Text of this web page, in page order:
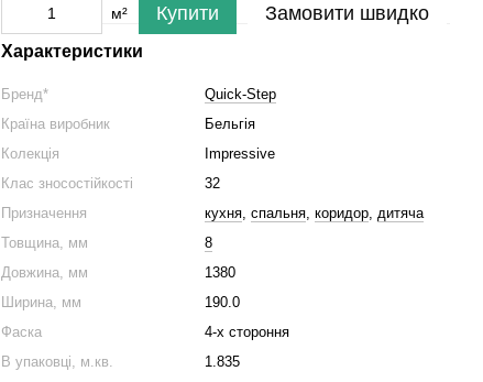
м² Купити Замовити швидко
Характеристики
Бренд*
Quick-Step
Країна виробник
Бельгія
Колекція
Impressive​​​​​​​
Клас зносостійкості
32
Призначення
кухня, спальня, коридор, дитяча
Товщина, мм
8
Довжина, мм
1380
Ширина, мм
190.0
Фаска
4-х стороння
В упаковці, м.кв.
1.835